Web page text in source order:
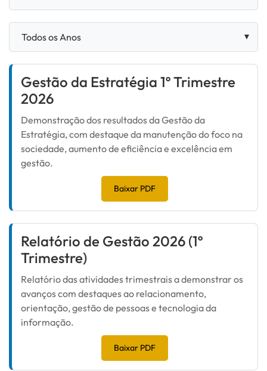
Gestão da Estratégia 1º Trimestre
2026
Demonstração dos resultados da Gestão da
Estratégia, com destaque da manutenção do foco na
sociedade, aumento de eficiência e excelência em
gestão.
Baixar PDF
Relatório de Gestão 2026 (1º
Trimestre)
Relatório das atividades trimestrais a demonstrar os
avanços com destaques ao relacionamento,
orientação, gestão de pessoas e tecnologia da
informação.
Baixar PDF